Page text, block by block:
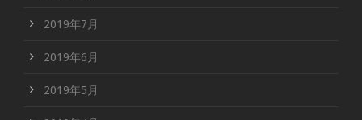
2019年7月
2019年6月
2019年5月